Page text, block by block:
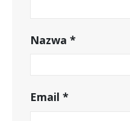
Nazwa *
Email *